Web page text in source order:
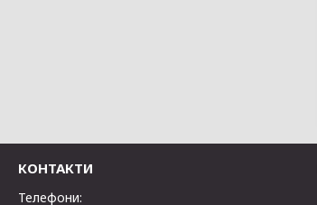
КОНТАКТИ
Телефони: